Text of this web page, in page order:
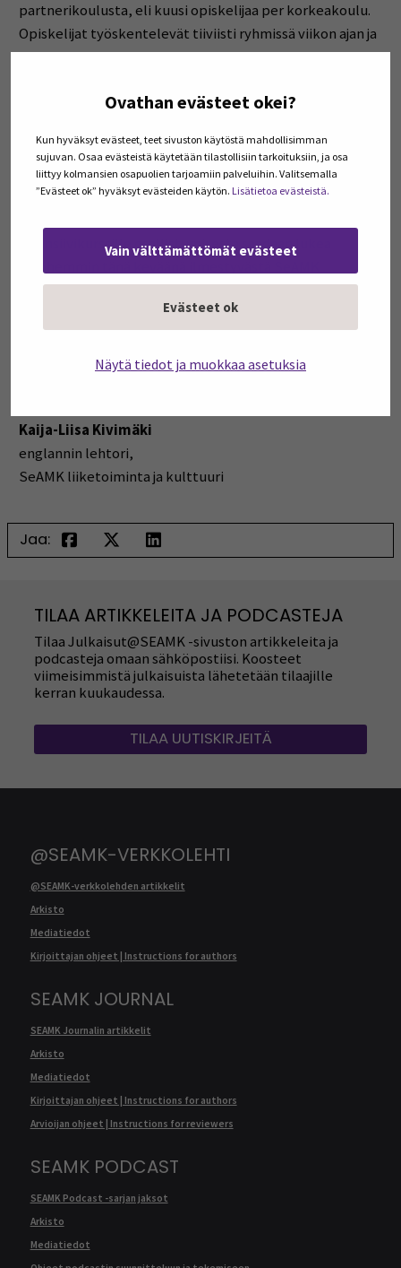
Ovathan evästeet okei?
Kun hyväksyt evästeet, teet sivuston käytöstä mahdollisimman
sujuvan. Osaa evästeistä käytetään tilastollisiin tarkoituksiin, ja osa
liittyy kolmansien osapuolien tarjoamiin palveluihin. Valitsemalla
”Evästeet ok” hyväksyt evästeiden käytön. Lisätietoa evästeistä.
Vain välttämättömät evästeet
Evästeet ok
Näytä tiedot ja muokkaa asetuksia
partnerikoulusta, eli kuusi opiskelijaa per korkeakoulu.
Opiskelijat työskentelevät tiiviisti ryhmissä viikon ajan ja
tuottavat muun muassa videomuotoista sisältöä
intensiivikurssille osallistuu kuusi toisen vuoden
opiskelijat työstävät parhaillaan kaikille osallistujille
annettua ennakkotehtävää, joka esitellään
intensiivikurssin alussa maaliskuussa. SeAMKista mukana
intensiivikurssille osallistumisesta saadaan lukea
myöhemmin tänä keväänä ilmestyvästä SeAMK
verkkolehdestä.
esitellään hankkeen päätösseminaarissa, joka
Kaija-Liisa Kivimäki
englannin lehtori,
SeAMK liiketoiminta ja kulttuuri
Jaa:
TILAA ARTIKKELEITA JA PODCASTEJA
Tilaa Julkaisut@SEAMK -sivuston artikkeleita ja
podcasteja omaan sähköpostiisi. Koosteet
viimeisimmistä julkaisuista lähetetään tilaajille
kerran kuukaudessa.
TILAA UUTISKIRJEITÄ
@SEAMK-VERKKOLEHTI
@SEAMK-verkkolehden artikkelit
Arkisto
Mediatiedot
Kirjoittajan ohjeet | Instructions for authors
SEAMK JOURNAL
SEAMK Journalin artikkelit
Arkisto
Mediatiedot
Kirjoittajan ohjeet | Instructions for authors
Arvioijan ohjeet | Instructions for reviewers
SEAMK PODCAST
SEAMK Podcast -sarjan jaksot
Arkisto
Mediatiedot